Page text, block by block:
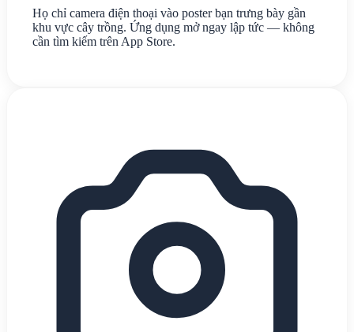
Họ chỉ camera điện thoại vào poster bạn trưng bày gần
khu vực cây trồng. Ứng dụng mở ngay lập tức — không
cần tìm kiếm trên App Store.